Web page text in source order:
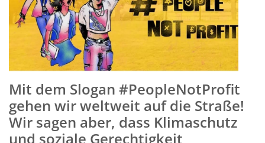
Mit dem Slogan #PeopleNotProfit
gehen wir weltweit auf die Straße!
Wir sagen aber, dass Klimaschutz
und soziale Gerechtigkeit